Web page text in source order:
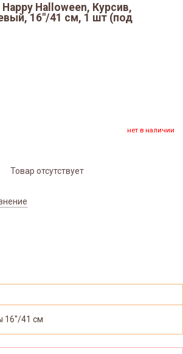
Halloween, Курсив,
16"/41 см, 1 шт (под
нет в наличии
Товар отсутствует
16''/41 см